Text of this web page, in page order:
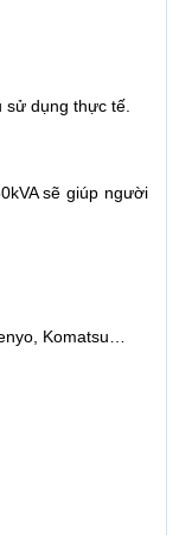
dụng thực tế.
sẽ giúp người
Komatsu…